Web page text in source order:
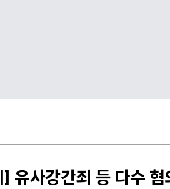
유사강간죄 등 다수